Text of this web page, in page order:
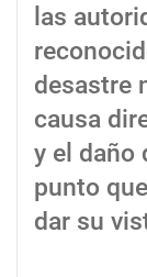
las
desastre
causa
y el daño
punto
dar su